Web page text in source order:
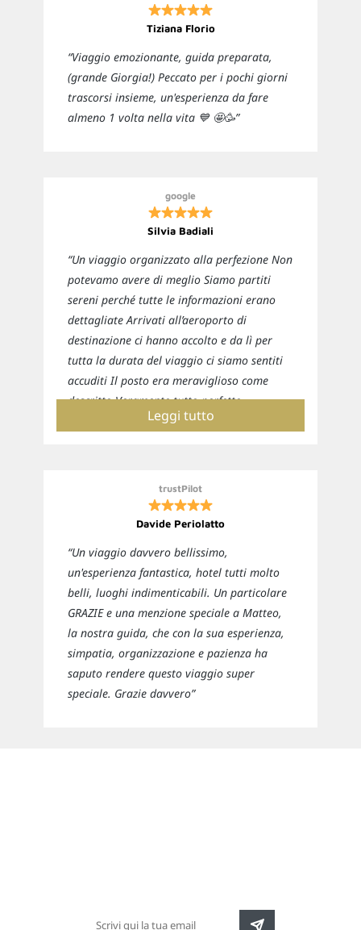
Tiziana Florio
“Viaggio emozionante, guida preparata,
(grande Giorgia!) Peccato per i pochi giorni
trascorsi insieme, un'esperienza da fare
almeno 1 volta nella vita 💙 🤩🥳”
google
Silvia Badiali
“Un viaggio organizzato alla perfezione Non
potevamo avere di meglio Siamo partiti
sereni perché tutte le informazioni erano
dettagliate Arrivati all’aeroporto di
destinazione ci hanno accolto e da lì per
tutta la durata del viaggio ci siamo sentiti
accuditi Il posto era meraviglioso come
descritto Veramente tutto perfetto
Sicuramente ci affideremo nuovamente a
Leggi tutto
trustPilot
Davide Periolatto
“Un viaggio davvero bellissimo,
un'esperienza fantastica, hotel tutti molto
belli, luoghi indimenticabili. Un particolare
GRAZIE e una menzione speciale a Matteo,
la nostra guida, che con la sua esperienza,
simpatia, organizzazione e pazienza ha
saputo rendere questo viaggio super
speciale. Grazie davvero”